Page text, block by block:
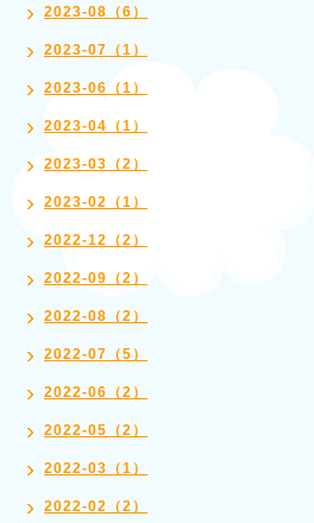
2023-08（6）
2023-07（1）
2023-06（1）
2023-04（1）
2023-03（2）
2023-02（1）
2022-12（2）
2022-09（2）
2022-08（2）
2022-07（5）
2022-06（2）
2022-05（2）
2022-03（1）
2022-02（2）